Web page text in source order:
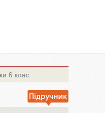
6 клас